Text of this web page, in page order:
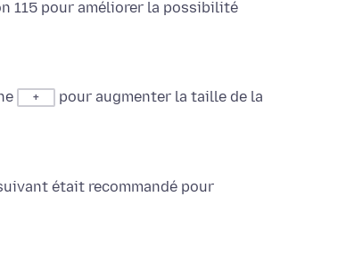
115 pour améliorer la possibilité
+
pour augmenter la taille de la
était recommandé pour